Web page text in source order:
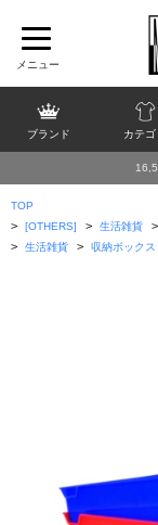
ブランド カテゴ
TOP
> [OTHERS] > 生活雑貨 >
> 生活雑貨 > 収納ボックス